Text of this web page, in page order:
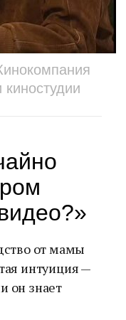
от мамы
интуиция —
он знает